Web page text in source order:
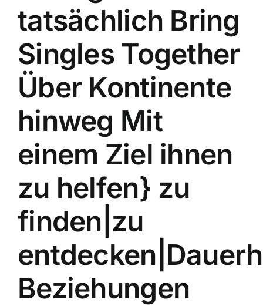
tatsächlich Bring
Singles Together
Über Kontinente
hinweg Mit
einem Ziel ihnen
zu helfen} zu
finden|zu
Beziehungen